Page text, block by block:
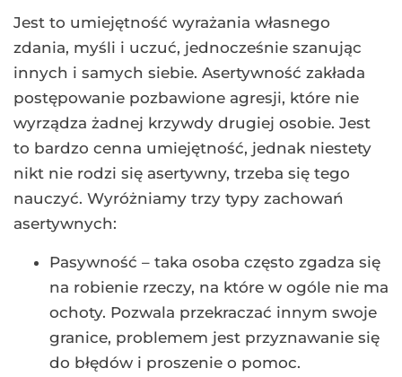
Jest to umiejętność wyrażania własnego
zdania, myśli i uczuć, jednocześnie szanując
innych i samych siebie. Asertywność zakłada
postępowanie pozbawione agresji, które nie
wyrządza żadnej krzywdy drugiej osobie. Jest
to bardzo cenna umiejętność, jednak niestety
nikt nie rodzi się asertywny, trzeba się tego
nauczyć. Wyróżniamy trzy typy zachowań
asertywnych:
Pasywność – taka osoba często zgadza się
na robienie rzeczy, na które w ogóle nie ma
ochoty. Pozwala przekraczać innym swoje
granice, problemem jest przyznawanie się
do błędów i proszenie o pomoc.